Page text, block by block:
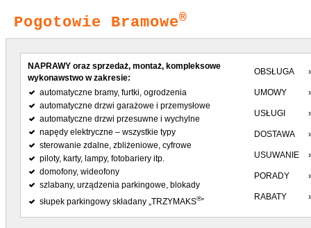
Pogotowie Bramowe®
NAPRAWY oraz sprzedaż, montaż, kompleksowe
wykonawstwo w zakresie:
automatyczne bramy, furtki, ogrodzenia
automatyczne drzwi garażowe i przemysłowe
automatyczne drzwi przesuwne i wychylne
napędy elektryczne – wszystkie typy
sterowanie zdalne, zbliżeniowe, cyfrowe
piloty, karty, lampy, fotobariery itp.
domofony, wideofony
szlabany, urządzenia parkingowe, blokady
słupek parkingowy składany „TRZYMAKS®”
OBSŁUGA
UMOWY
USŁUGI
DOSTAWA
USUWANIE
PORADY
RABATY